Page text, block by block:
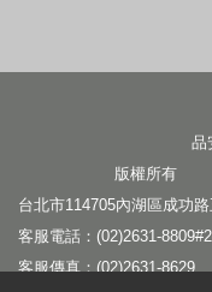
品
版權所有
台北市114705內湖區成功
客服電話：(02)2631-
客服傳真：(02)2631-8629